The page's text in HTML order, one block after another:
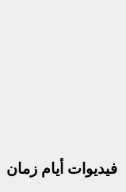
فيديوات أيام زمان